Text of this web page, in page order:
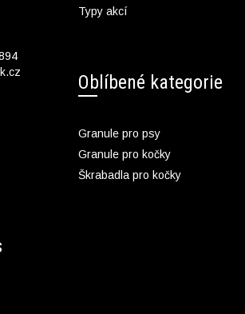
Typy akcí
Oblíbené kategorie
Granule pro psy
Granule pro kočky
Škrabadla pro kočky